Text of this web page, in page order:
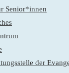
Senior*innen
der